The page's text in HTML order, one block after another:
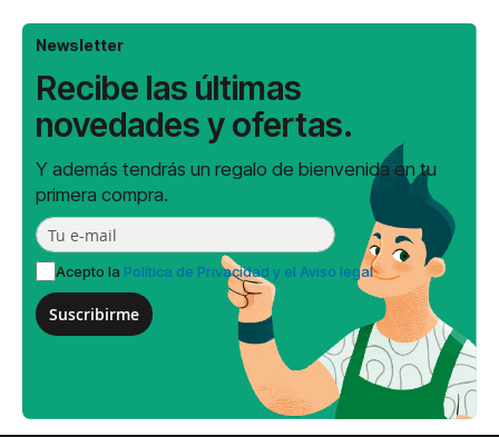
Newsletter
Recibe las últimas
novedades y ofertas.
Y además tendrás un regalo de bienvenida en tu
primera compra.
Acepto la Política de Privacidad y el Aviso legal
Suscribirme